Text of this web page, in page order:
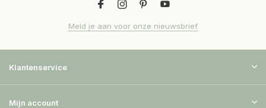
Meld je aan voor onze nieuwsbrief
Klantenservice
Mijn account